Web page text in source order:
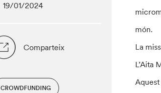
19/01/2024
Comparteix
CROWDFUNDING
món.
La
L’Aita